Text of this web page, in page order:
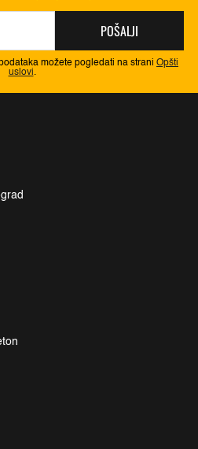
POŠALJI
možete pogledati na strani Opšti
uslovi .